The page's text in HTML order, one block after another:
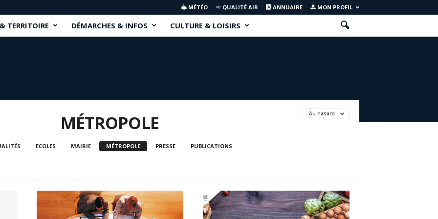
MÉTÉO QUALITÉ AIR ANNUAIRE MON PROFIL
TERRITOIRE DÉMARCHES & INFOS CULTURE & LOISIRS
Au hasard
MÉTROPOLE
ECOLES MAIRIE MÉTROPOLE PRESSE PUBLICATIONS